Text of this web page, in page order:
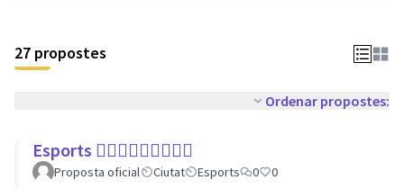
27 propostes
Ordenar propostes:
Esports 🏃🏾‍♀⛹🏼‍♀🏄🏼‍♂
Proposta oficial Ciutat Esports 0 0